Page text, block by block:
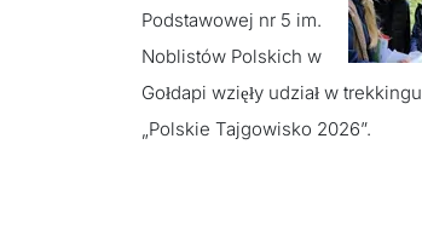
Podstawowej nr 5 im.
Noblistów Polskich w
Gołdapi wzięły udział w trekkingu
„Polskie Tajgowisko 2026”.